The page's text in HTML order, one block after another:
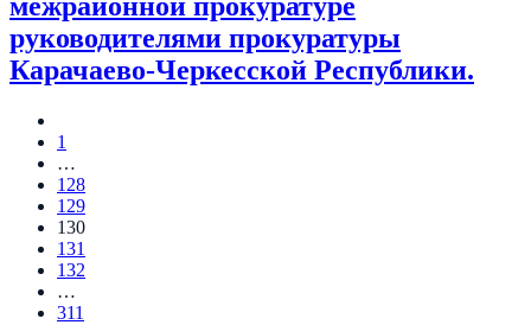
руководителями прокуратуры
Карачаево-Черкесской Республики.
1
…
128
129
130
131
132
…
311